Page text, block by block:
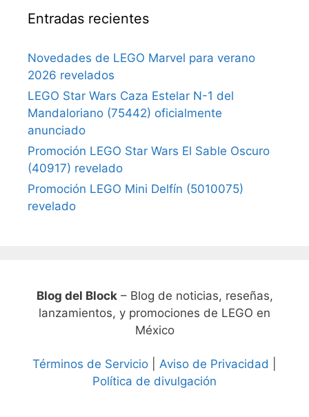
Entradas recientes
Novedades de LEGO Marvel para verano
2026 revelados
LEGO Star Wars Caza Estelar N-1 del
Mandaloriano (75442) oficialmente
anunciado
Promoción LEGO Star Wars El Sable Oscuro
(40917) revelado
Promoción LEGO Mini Delfín (5010075)
revelado
Blog del Block– Blog de noticias, reseñas,
lanzamientos, y promociones de LEGO en
México
Términos de Servicio Aviso de Privacidad
Política de divulgación